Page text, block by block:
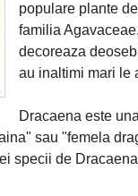
populare plante
familia
decoreaza
au inaltimi mari le
Dracaena este
sau "femela
specii de